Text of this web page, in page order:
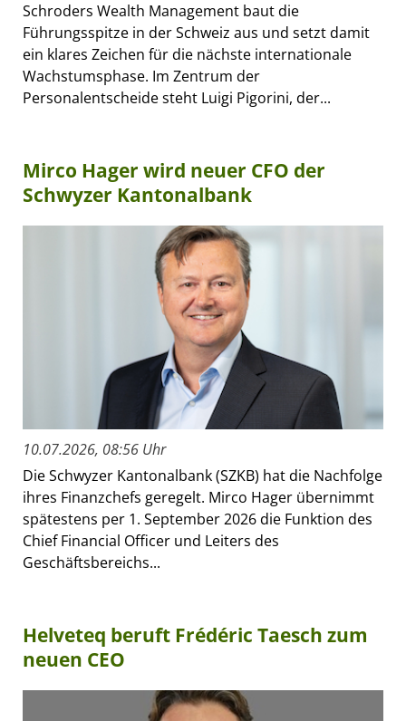
Schroders Wealth Management baut die
Führungsspitze in der Schweiz aus und setzt damit
ein klares Zeichen für die nächste internationale
Wachstumsphase. Im Zentrum der
Personalentscheide steht Luigi Pigorini, der...
Mirco Hager wird neuer CFO der
Schwyzer Kantonalbank
10.07.2026, 08:56 Uhr
Die Schwyzer Kantonalbank (SZKB) hat die Nachfolge
ihres Finanzchefs geregelt. Mirco Hager übernimmt
spätestens per 1. September 2026 die Funktion des
Chief Financial Officer und Leiters des
Geschäftsbereichs...
Helveteq beruft Frédéric Taesch zum
neuen CEO